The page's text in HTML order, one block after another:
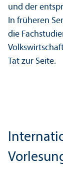
und der
In früheren
die
Tat zur Seite.